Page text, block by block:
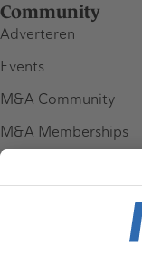
Community
Adverteren
Events
M&A Community
M&A Memberships